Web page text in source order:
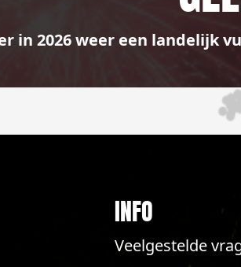
in 2026 weer een landelijk
INFO
Veelgestelde